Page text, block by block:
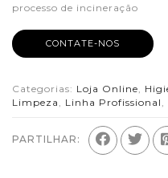
processo de incineração
CONTATE-NOS
Categorias: Loja Online
Limpeza
Linha Profissional
PARTILHAR: